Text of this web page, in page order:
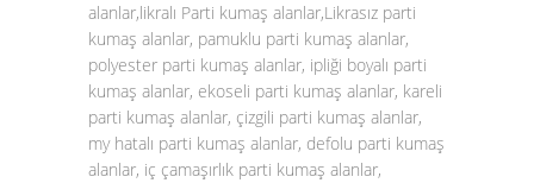
alanlar,likralı Parti kumaş alanlar,Likrasız parti
kumaş alanlar, pamuklu parti kumaş alanlar,
polyester parti kumaş alanlar, ipliği boyalı parti
kumaş alanlar, ekoseli parti kumaş alanlar, kareli
parti kumaş alanlar, çizgili parti kumaş alanlar,
my hatalı parti kumaş alanlar, defolu parti kumaş
alanlar, iç çamaşırlık parti kumaş alanlar,